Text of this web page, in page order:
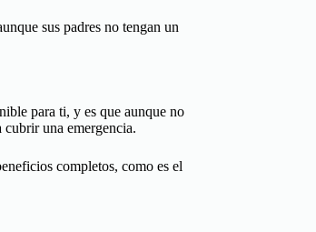
sus padres no tengan un
para ti, y es que aunque no
cubrir una emergencia.
completos, como es el